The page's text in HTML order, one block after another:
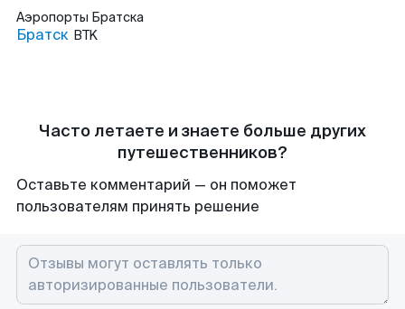
Аэропорты Братска
Братск BTK
Часто летаете и знаете больше других
путешественников?
Оставьте комментарий — он поможет
пользователям принять решение